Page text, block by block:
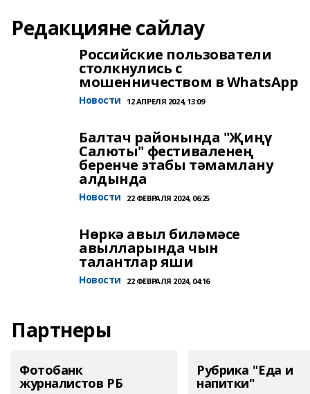
Редакцияне сайлау
Российские пользователи
столкнулись с
мошенничеством в WhatsApp
Новости 12 АПРЕЛЯ 2024, 13:09
Балтач районында "Җиңү
Салюты" фестиваленең
беренче этабы тәмамлану
алдында
Новости 22 ФЕВРАЛЯ 2024, 06:25
Нөркә авыл биләмәсе
авылларында чын
талантлар яши
Новости 22 ФЕВРАЛЯ 2024, 04:16
Партнеры
Фотобанк
журналистов РБ
Рубрика "Еда и
напитки"